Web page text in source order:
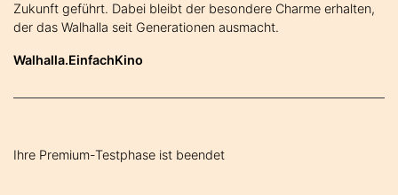
Zukunft geführt. Dabei bleibt der besondere Charme erhalten,
der das Walhalla seit Generationen ausmacht.
Walhalla.EinfachKino
Ihre Premium-Testphase ist beendet